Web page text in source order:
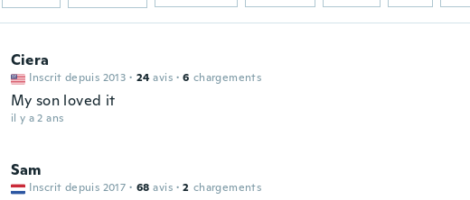
Ciera
Inscrit depuis 2013 · 24 avis · 6 chargements
My son loved it
il y a 2 ans
Sam
Inscrit depuis 2017 · 68 avis · 2 chargements